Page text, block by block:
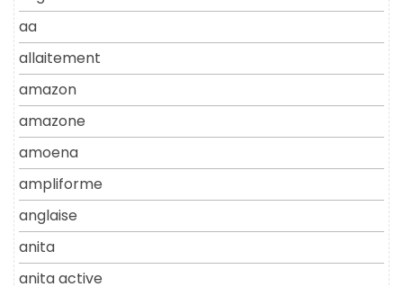
aa
allaitement
amazon
amazone
amoena
ampliforme
anglaise
anita
anita active